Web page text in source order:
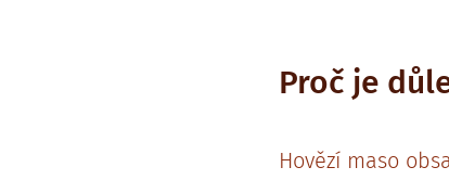
Proč je
Hovězí maso